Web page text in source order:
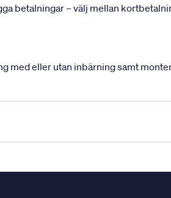
betalningar – välj mellan
med eller utan inbärning samt